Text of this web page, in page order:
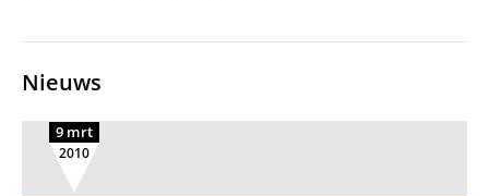
Nieuws
9 mrt
2010